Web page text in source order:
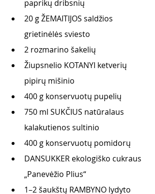
paprikų dribsnių
20 g ŽEMAITIJOS saldžios
grietinėlės sviesto
2 rozmarino šakelių
Žiupsnelio KOTANYI ketverių
pipirų mišinio
400 g konservuotų pupelių
750 ml SUKČIUS natūralaus
kalakutienos sultinio
400 g konservuotų pomidorų
DANSUKKER ekologiško cukraus
„Panevėžio Plius“
1–2 šaukštų RAMBYNO lydyto